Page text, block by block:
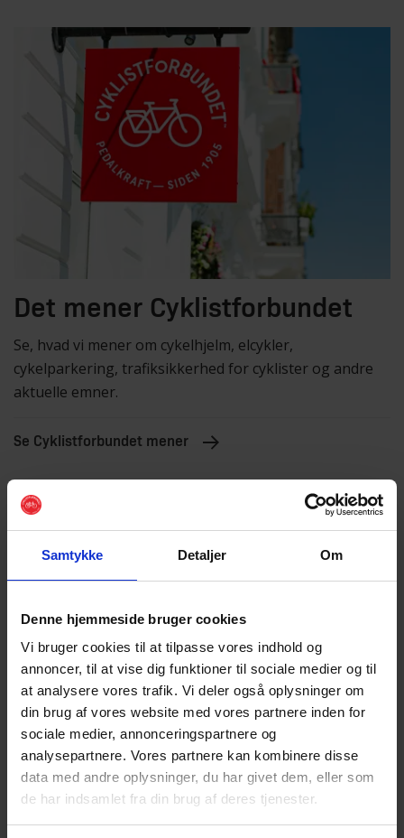
Samtykke Detaljer Om
Denne hjemmeside bruger cookies
Vi bruger cookies til at tilpasse vores indhold og
annoncer, til at vise dig funktioner til sociale medier og til
at analysere vores trafik. Vi deler også oplysninger om
din brug af vores website med vores partnere inden for
sociale medier, annonceringspartnere og
analysepartnere. Vores partnere kan kombinere disse
data med andre oplysninger, du har givet dem, eller som
de har indsamlet fra din brug af deres tjenester.
Det mener Cyklistforbundet
Se, hvad vi mener om cykelhjelm, elcykler,
cykelparkering, trafiksikkerhed for cyklister og andre
aktuelle emner.
Se Cyklistforbundet mener
Landsformandens ledere
Cyklistforbundets landsformand Jens Peter Hansen